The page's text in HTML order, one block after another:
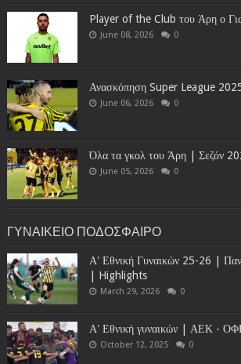
Player of the Club του Άρη ο
June 08, 2026 0
Ανασκόπηση Super League
June 06, 2026 0
Όλα τα γκολ του Άρη | Σεζόν
June 05, 2026 0
ΓΥΝΑΙΚΕΙΟ ΠΟΔΟΣΦΑΙΡΟ
Α' Εθνική Γυναικών 25-26 |
| Highlights
March 29, 2026 0
Α' Εθνική γυναικών | ΑΕΚ -
October 12, 2025 0